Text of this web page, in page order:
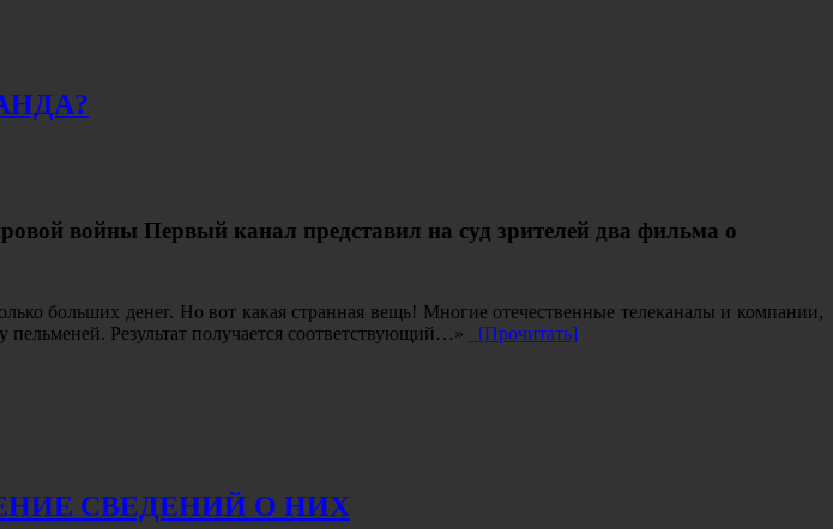
войны Первый канал представил на суд зрителей два фильма о
больших денег. Но вот какая странная вещь! Многие отечественные телеканалы и компании,
Результат получается соответствующий…»
[Прочитать]
СВЕДЕНИЙ О НИХ